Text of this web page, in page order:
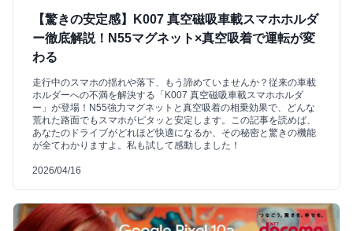
【驚きの安定感】K007 真空磁吸車載スマホホルダ
ー徹底解説！N55マグネット×真空吸着で運転が変
わる
走行中のスマホの揺れや落下、もう諦めていませんか？従来の車載
ホルダーへの不満を解決する「K007 真空磁吸車載スマホホルダ
ー」が登場！N55強力マグネットと真空吸着の相乗効果で、どんな
荒れた路面でもスマホがピタッと安定します。この記事を読めば、
あなたのドライブがどれほど快適になるか、その秘密と驚きの機能
が全てわかりますよ。私も試して感動しました！
2026/04/16